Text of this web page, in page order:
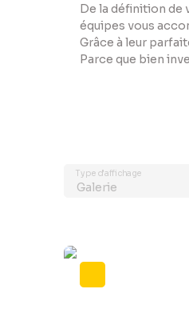
De la définition de
équipes vous
Grâce à leur
Parce que bien
Galerie
Type d'affichage